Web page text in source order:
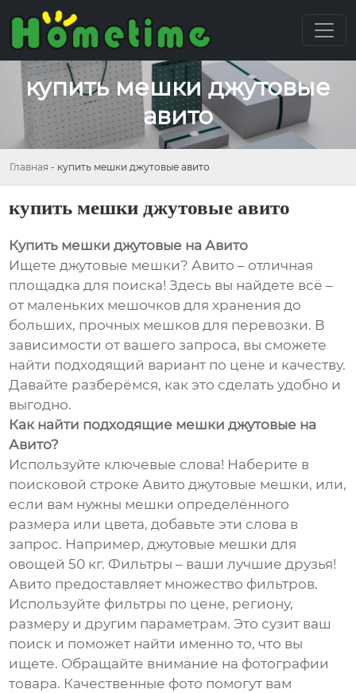
купить мешки джутовые
авито
Главная - купить мешки джутовые авито
купить мешки джутовые авито
Купить мешки джутовые на Авито
Ищете джутовые мешки? Авито – отличная
площадка для поиска! Здесь вы найдете всё –
от маленьких мешочков для хранения до
больших, прочных мешков для перевозки. В
зависимости от вашего запроса, вы сможете
найти подходящий вариант по цене и качеству.
Давайте разберёмся, как это сделать удобно и
выгодно.
Как найти подходящие мешки джутовые на
Авито?
Используйте ключевые слова! Наберите в
поисковой строке Авито джутовые мешки, или,
если вам нужны мешки определённого
размера или цвета, добавьте эти слова в
запрос. Например, джутовые мешки для
овощей 50 кг. Фильтры – ваши лучшие друзья!
Авито предоставляет множество фильтров.
Используйте фильтры по цене, региону,
размеру и другим параметрам. Это сузит ваш
поиск и поможет найти именно то, что вы
ищете. Обращайте внимание на фотографии
товара. Качественные фото помогут вам